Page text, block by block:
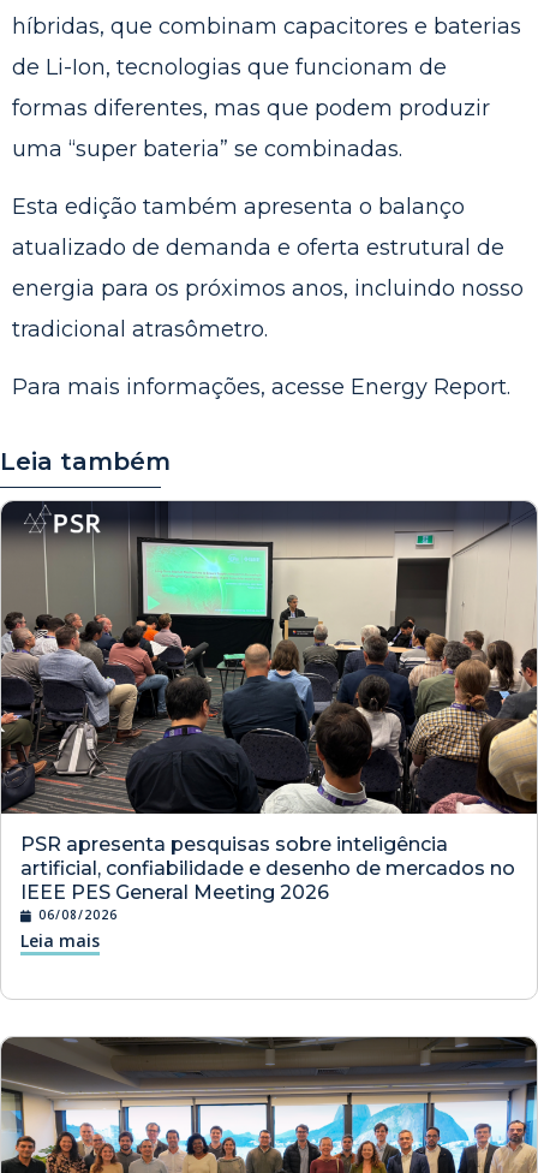
híbridas, que combinam capacitores e baterias
de Li-Ion, tecnologias que funcionam de
formas diferentes, mas que podem produzir
uma “super bateria” se combinadas.
Esta edição também apresenta o balanço
atualizado de demanda e oferta estrutural de
energia para os próximos anos, incluindo nosso
tradicional atrasômetro.
Para mais informações, acesse Energy Report.
Leia também
PSR apresenta pesquisas sobre inteligência
artificial, confiabilidade e desenho de mercados no
IEEE PES General Meeting 2026
06/08/2026
Leia mais